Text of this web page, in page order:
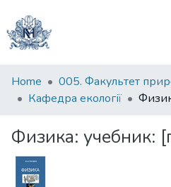
Communities
&
All of DSpace
Statistics
Home
Кафедра екології
Физика: учебник: